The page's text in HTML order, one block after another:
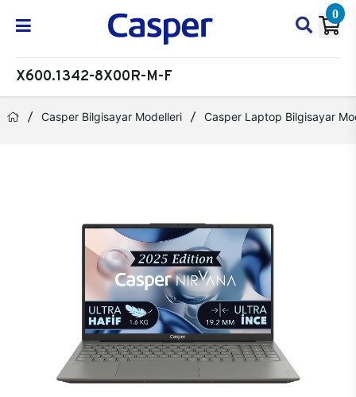
0
X600.1342-8X00R-M-F
Casper Bilgisayar Modelleri Casper Laptop Bilgisayar